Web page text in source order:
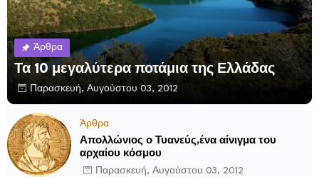
Άρθρα
Τα 10 μεγαλύτερα ποτάμια της Ελλάδας
Παρασκευή, Αυγούστου 03, 2012
Άρθρα
Απολλώνιος ο Τυανεύς,ένα αίνιγμα του
αρχαίου κόσμου
Παρασκευή, Αυγούστου 03, 2012